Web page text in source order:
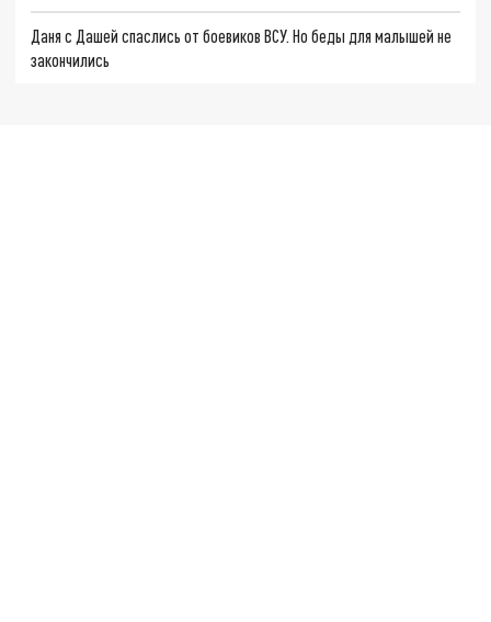
Даня с Дашей спаслись от боевиков ВСУ. Но беды для малышей не
закончились